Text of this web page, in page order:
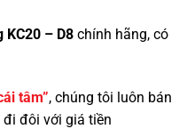
KC20 – D8 chính hãng, có
tâm”, chúng tôi luôn bán
đôi với giá tiền